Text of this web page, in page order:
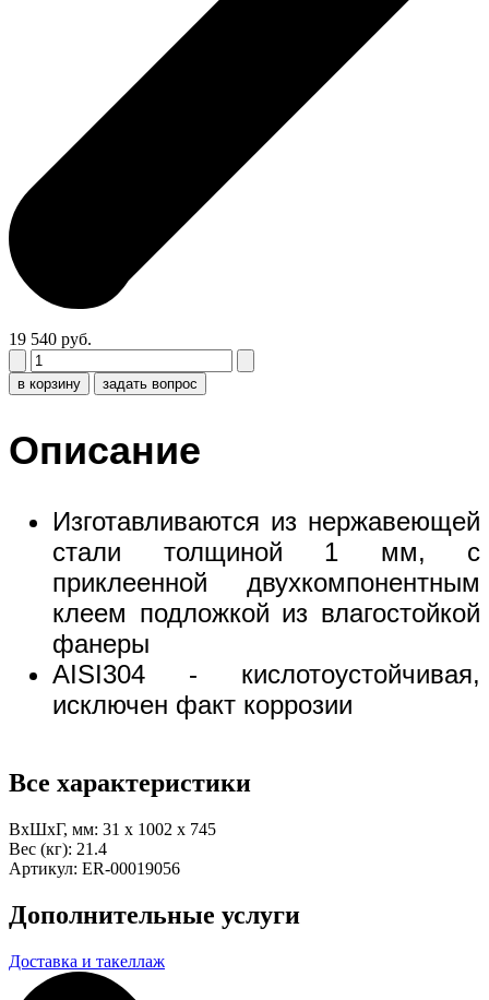
19 540 руб.
в корзину задать вопрос
Описание
Изготавливаются из нержавеющей
стали толщиной 1 мм, с
приклеенной двухкомпонентным
клеем подложкой из влагостойкой
фанеры
AISI304 - кислотоустойчивая,
исключен факт коррозии
Все характеристики
ВхШхГ, мм: 31 x 1002 x 745
Вес (кг): 21.4
Артикул: ER-00019056
Дополнительные услуги
Доставка и такеллаж